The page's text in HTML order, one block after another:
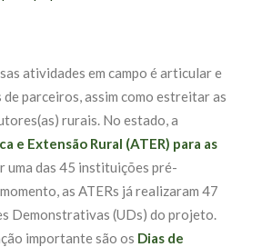
atividades em campo é articular e
parceiros, assim como estreitar as
rurais. No estado, a
e Extensão Rural (ATER) para as
uma das 45 instituições pré-
as ATERs já realizaram 47
Demonstrativas (UDs) do projeto.
importante são os Dias de